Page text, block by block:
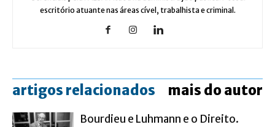
escritório atuante nas áreas cível, trabalhista e criminal.
artigos relacionados mais do autor
Bourdieu e Luhmann e o Direito.